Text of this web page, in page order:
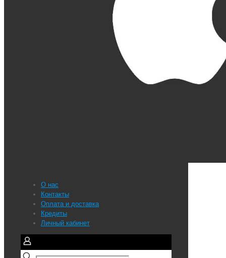
О нас
Контакты
Оплата и доставка
Кредиты
Личный кабинет